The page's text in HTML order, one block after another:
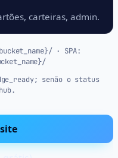
carteiras, admin.
· SPA:
senão o status